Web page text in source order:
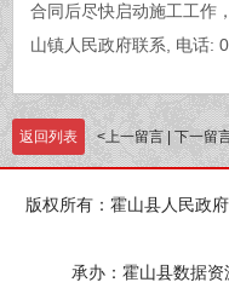
合同后尽快启动施工工作
山镇人民政府联系, 电话:
返回列表 <上一留言 下一留
版权所有：霍山县人民政
承办：霍山县数据资